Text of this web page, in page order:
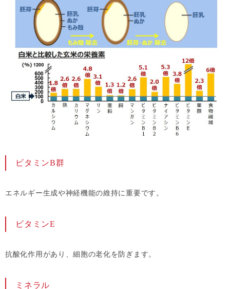
ビタミンB群
エネルギー生成や神経機能の維持に重要です。
ビタミンE
抗酸化作用があり、細胞の老化を防ぎます。
ミネラル